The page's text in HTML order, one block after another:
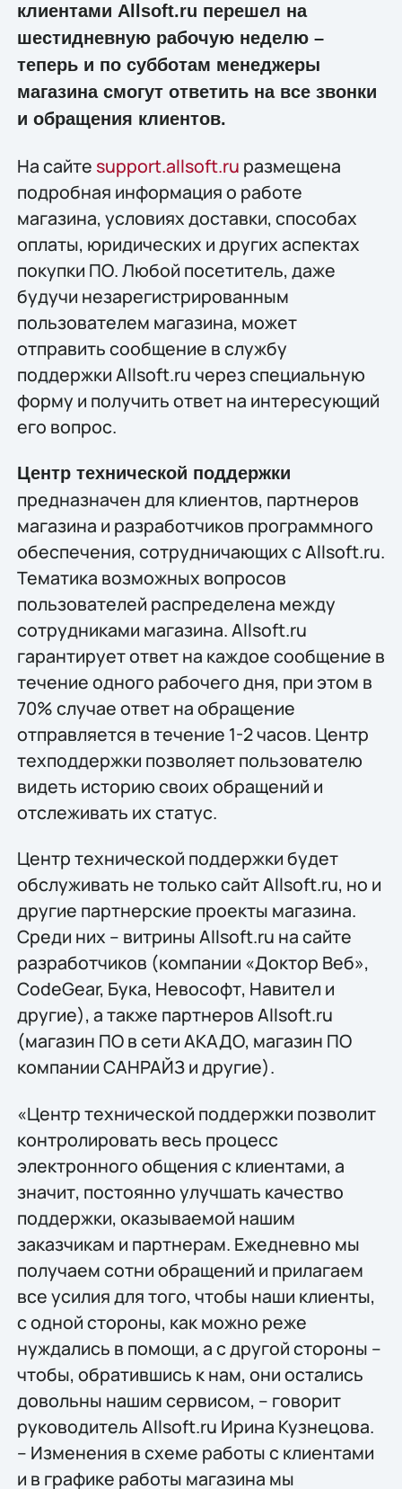
клиентами Allsoft.ru перешел на
шестидневную рабочую неделю –
теперь и по субботам менеджеры
магазина смогут ответить на все звонки
и обращения клиентов.
На сайте support.allsoft.ru размещена
подробная информация о работе
магазина, условиях доставки, способах
оплаты, юридических и других аспектах
покупки ПО. Любой посетитель, даже
будучи незарегистрированным
пользователем магазина, может
отправить сообщение в службу
поддержки Allsoft.ru через специальную
форму и получить ответ на интересующий
его вопрос.
Центр технической поддержки
предназначен для клиентов, партнеров
магазина и разработчиков программного
обеспечения, сотрудничающих с Allsoft.ru.
Тематика возможных вопросов
пользователей распределена между
сотрудниками магазина. Allsoft.ru
гарантирует ответ на каждое сообщение в
течение одного рабочего дня, при этом в
70% случае ответ на обращение
отправляется в течение 1-2 часов. Центр
техподдержки позволяет пользователю
видеть историю своих обращений и
отслеживать их статус.
Центр технической поддержки будет
обслуживать не только сайт Allsoft.ru, но и
другие партнерские проекты магазина.
Среди них – витрины Allsoft.ru на сайте
разработчиков (компании «Доктор Веб»,
CodeGear, Бука, Невософт, Навител и
другие), а также партнеров Allsoft.ru
(магазин ПО в сети АКАДО, магазин ПО
компании САНРАЙЗ и другие).
«Центр технической поддержки позволит
контролировать весь процесс
электронного общения с клиентами, а
значит, постоянно улучшать качество
поддержки, оказываемой нашим
заказчикам и партнерам. Ежедневно мы
получаем сотни обращений и прилагаем
все усилия для того, чтобы наши клиенты,
с одной стороны, как можно реже
нуждались в помощи, а с другой стороны –
чтобы, обратившись к нам, они остались
довольны нашим сервисом, – говорит
руководитель Allsoft.ru Ирина Кузнецова.
– Изменения в схеме работы с клиентами
и в графике работы магазина мы